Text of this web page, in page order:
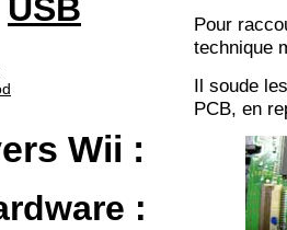
USB
Wii :
:
Pour
technique
Il soude
PCB, en